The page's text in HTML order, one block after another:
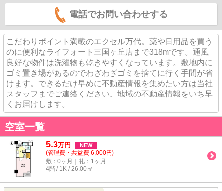
電話でお問い合わせする
こだわりポイント満載のエクセル万代。薬や日用品を買う
のに便利なライフォート三国ヶ丘店まで318mです。通風
良好な物件は洗濯物も乾きやすくなっています。敷地内に
ゴミ置き場があるのでわざわざゴミを捨てに行く手間が省
けます。できるだけ早めに不動産情報を集めたい方は当社
スタッフまでご連絡ください。地域の不動産情報をいち早
くお届けします。
空室一覧
5.3万円 NEW
(管理費・共益費 6,000円)
敷：0ヶ月｜礼：1ヶ月
4階 / 1K / 26.00㎡